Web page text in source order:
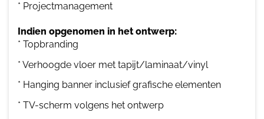
* Projectmanagement
Indien opgenomen in het ontwerp:
* Topbranding
* Verhoogde vloer met tapijt/laminaat/vinyl
* Hanging banner inclusief grafische elementen
* TV-scherm volgens het ontwerp